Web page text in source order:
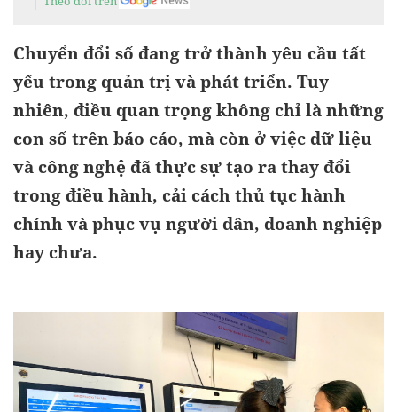
Chuyển đổi số đang trở thành yêu cầu tất
yếu trong quản trị và phát triển. Tuy
nhiên, điều quan trọng không chỉ là những
con số trên báo cáo, mà còn ở việc dữ liệu
và công nghệ đã thực sự tạo ra thay đổi
trong điều hành, cải cách thủ tục hành
chính và phục vụ người dân, doanh nghiệp
hay chưa.